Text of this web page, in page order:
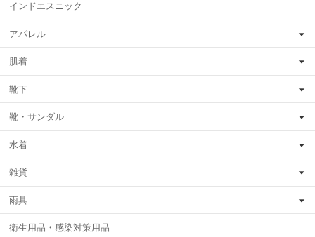
インドエスニック
アパレル
肌着
靴下
靴・サンダル
水着
雑貨
雨具
衛生用品・感染対策用品